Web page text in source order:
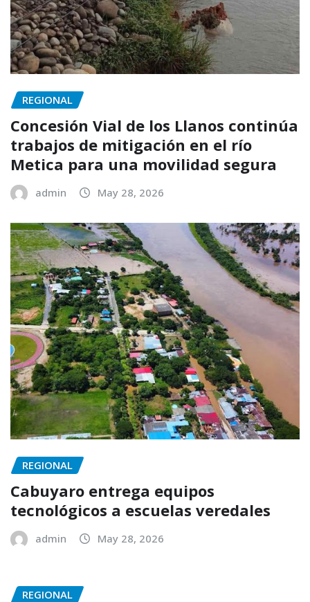
REGIONAL
Concesión Vial de los Llanos continúa
trabajos de mitigación en el río
Metica para una movilidad segura
admin May 28, 2026
REGIONAL
Cabuyaro entrega equipos
tecnológicos a escuelas veredales
admin May 28, 2026
REGIONAL